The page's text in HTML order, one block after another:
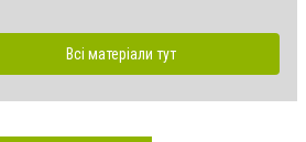
Всі матеріали тут